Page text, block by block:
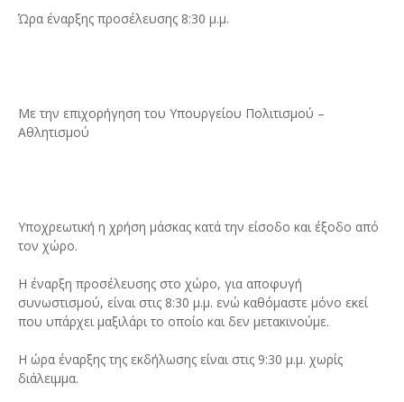
Ώρα έναρξης προσέλευσης 8:30 μ.μ.
Με την επιχορήγηση του Υπουργείου Πολιτισμού –
Αθλητισμού
Υποχρεωτική η χρήση μάσκας κατά την είσοδο και έξοδο από
τον χώρο.
Η έναρξη προσέλευσης στο χώρο, για αποφυγή
συνωστισμού, είναι στις 8:30 μ.μ. ενώ καθόμαστε μόνο εκεί
που υπάρχει μαξιλάρι το οποίο και δεν μετακινούμε.
Η ώρα έναρξης της εκδήλωσης είναι στις 9:30 μ.μ. χωρίς
διάλειμμα.